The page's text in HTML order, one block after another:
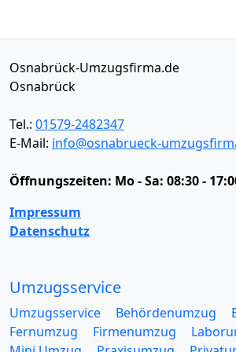
Osnabrück-Umzugsfirma.de
Osnabrück
Tel.: 01579-2482347
E-Mail: info@osnabrueck-
Öffnungszeiten: Mo - Sa: 08:30 -
Impressum
Datenschutz
Umzugsservice
Umzugsservice Behördenumzug
Fernumzug
Firmenumzug